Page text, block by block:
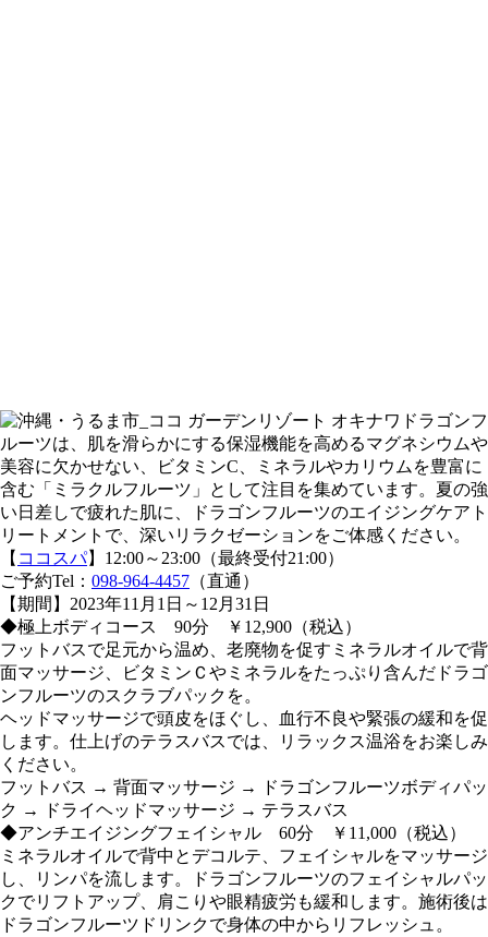
ドラゴンフ
ルーツは、肌を滑らかにする保湿機能を高めるマグネシウムや
美容に欠かせない、ビタミンC、ミネラルやカリウムを豊富に
含む「ミラクルフルーツ」として注目を集めています。夏の強
い日差しで疲れた肌に、ドラゴンフルーツのエイジングケアト
リートメントで、深いリラクゼーションをご体感ください。
【 ココスパ】12:00～23:00（最終受付21:00）
ご予約Tel： 098-964-4457 （直通）
【期間】2023年11月1日～12月31日
◆極上ボディコース 90分 ￥12,900（税込）
フットバスで足元から温め、老廃物を促すミネラルオイルで背
面マッサージ、ビタミンＣやミネラルをたっぷり含んだドラゴ
ンフルーツのスクラブパックを。
ヘッドマッサージで頭皮をほぐし、血行不良や緊張の緩和を促
します。仕上げのテラスバスでは、リラックス温浴をお楽しみ
ください。
フットバス → 背面マッサージ → ドラゴンフルーツボディパッ
ク → ドライヘッドマッサージ → テラスバス
◆アンチエイジングフェイシャル 60分 ￥11,000（税込）
ミネラルオイルで背中とデコルテ、フェイシャルをマッサージ
し、リンパを流します。ドラゴンフルーツのフェイシャルパッ
クでリフトアップ、肩こりや眼精疲労も緩和します。施術後は
ドラゴンフルーツドリンクで身体の中からリフレッシュ。